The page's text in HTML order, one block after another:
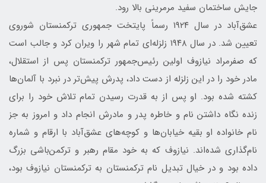
جایش ساختمان سفید مرمرینی بالا رود.
عشق‌آباد در سال ۱۹۲۴ رسماً پایتخت جمهوری ترکمنستان شوروی
تعیین شد. در سال ۱۹۴۸ زلزله‌ای تمام شهر را ویران کرد و جالب است
که صفرمراد نیازوف اولین رئیس‌جمهور ترکمنستان پس از استقلال،
مادر خود را در این زلزله از دست داد، پدرش پیش‌تر در نبرد با آلمان‌ها
کشته شده بود. او پس از به قدرت رسیدن تمام تلاش خود را برای
زنده نگاه داشتن نام و خاطره پدر و مادرش انجام داد و امروز به جز
نام خانواده او بقیه خیابان‌ها و کوچه‌های عشق‌آباد با ارقام و شماره
نام‌گذاری شده‌اند. نیازوف که به خود مقام رهبر و ترکمن‌باشی بزرگ
داده بود و در خیال تبدیل نام ترکمنستان به ترکمنستان نیازوف بود،